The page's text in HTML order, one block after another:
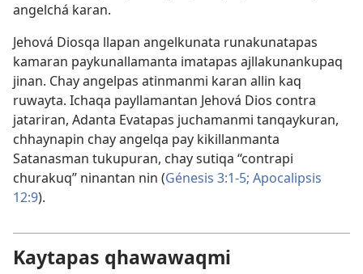
angelchá karan.
Jehová Diosqa llapan angelkunata runakunatapas
kamaran paykunallamanta imatapas ajllakunankupaq
jinan. Chay angelpas atinmanmi karan allin kaq
ruwayta. Ichaqa payllamantan Jehová Dios contra
jatariran, Adanta Evatapas juchamanmi tanqaykuran,
chhaynapin chay angelqa pay kikillanmanta
Satanasman tukupuran, chay sutiqa “contrapi
churakuq” ninantan nin (Génesis 3:1-5; Apocalipsis
12:9).
Kaytapas qhawawaqmi